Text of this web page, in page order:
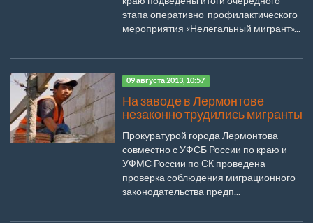
этапа оперативно-профилактического
мероприятия «Нелегальный мигрант»...
09 августа 2013, 10:57
На заводе в Лермонтове
незаконно трудились мигранты
Прокуратурой города Лермонтова
совместно с УФСБ России по краю и
УФМС России по СК проведена
проверка соблюдения миграционного
законодательства предп...